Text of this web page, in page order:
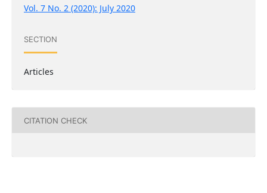
Vol. 7 No. 2 (2020): July 2020
SECTION
Articles
CITATION CHECK